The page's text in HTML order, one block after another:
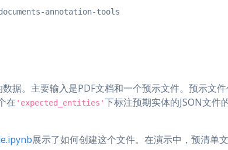
annotation-tools
据。主要输入是PDF文档和一个预示文件。预示文
在 'expected_entities'下标注预期实体的JSON文件
展示了如何创建这个文件。在演示中，预清单